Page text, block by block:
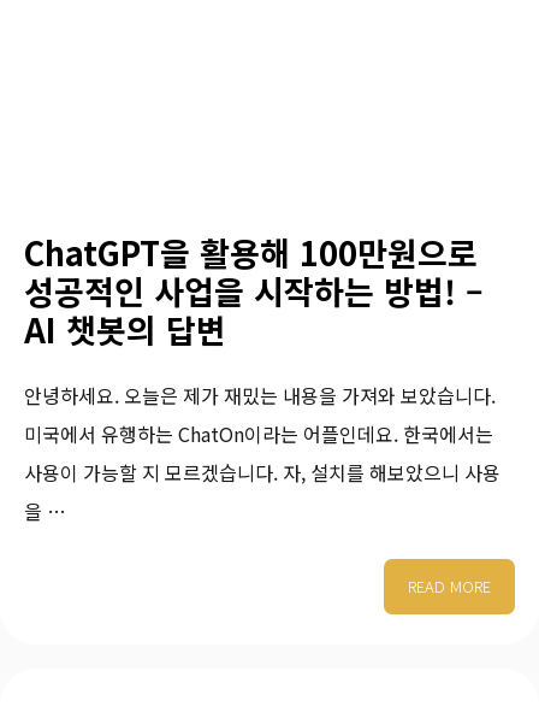
ChatGPT을 활용해 100만원으로
성공적인 사업을 시작하는 방법! –
AI 챗봇의 답변
안녕하세요. 오늘은 제가 재밌는 내용을 가져와 보았습니다.
미국에서 유행하는 ChatOn이라는 어플인데요. 한국에서는
사용이 가능할 지 모르겠습니다. 자, 설치를 해보았으니 사용
을 …
READ MORE